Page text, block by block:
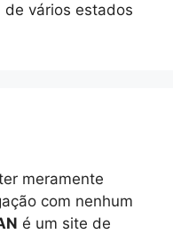
de vários estados
meramente
com nenhum
é um site de